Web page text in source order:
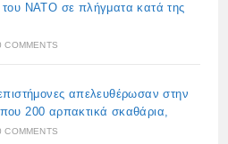
του ΝΑΤΟ σε πλήγματα κατά της
COMMENTS
επιστήμονες απελευθέρωσαν στην
200 αρπακτικά σκαθάρια,
COMMENTS